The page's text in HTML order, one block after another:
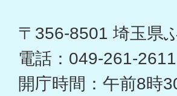
〒356-8501 埼玉県
電話：049-261-2611
開庁時間：午前8時